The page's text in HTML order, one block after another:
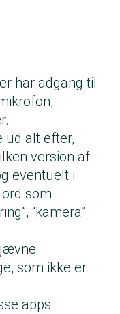
har adgang til
ud alt efter,
version af
eventuelt i
som
“kamera”
som ikke er
apps